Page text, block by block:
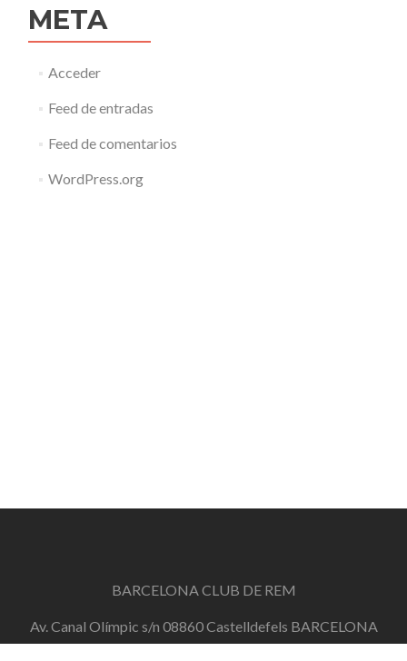
META
Acceder
Feed de entradas
Feed de comentarios
WordPress.org
BARCELONA CLUB DE REM
Av. Canal Olímpic s/n 08860 Castelldefels BARCELONA